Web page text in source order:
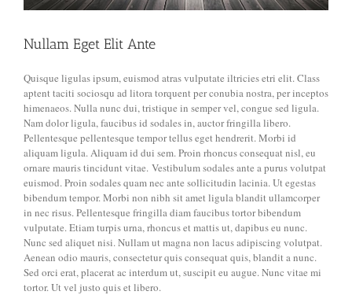
Nullam Eget Elit Ante
Quisque ligulas ipsum, euismod atras vulputate iltricies etri elit. Class
aptent taciti sociosqu ad litora torquent per conubia nostra, per inceptos
himenaeos. Nulla nunc dui, tristique in semper vel, congue sed ligula.
Nam dolor ligula, faucibus id sodales in, auctor fringilla libero.
Pellentesque pellentesque tempor tellus eget hendrerit. Morbi id
aliquam ligula. Aliquam id dui sem. Proin rhoncus consequat nisl, eu
ornare mauris tincidunt vitae. Vestibulum sodales ante a purus volutpat
euismod. Proin sodales quam nec ante sollicitudin lacinia. Ut egestas
bibendum tempor. Morbi non nibh sit amet ligula blandit ullamcorper
in nec risus. Pellentesque fringilla diam faucibus tortor bibendum
vulputate. Etiam turpis urna, rhoncus et mattis ut, dapibus eu nunc.
Nunc sed aliquet nisi. Nullam ut magna non lacus adipiscing volutpat.
Aenean odio mauris, consectetur quis consequat quis, blandit a nunc.
Sed orci erat, placerat ac interdum ut, suscipit eu augue. Nunc vitae mi
tortor. Ut vel justo quis et libero.